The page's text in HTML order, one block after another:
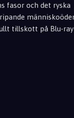
fasor och det ryska
tillskott på Blu-